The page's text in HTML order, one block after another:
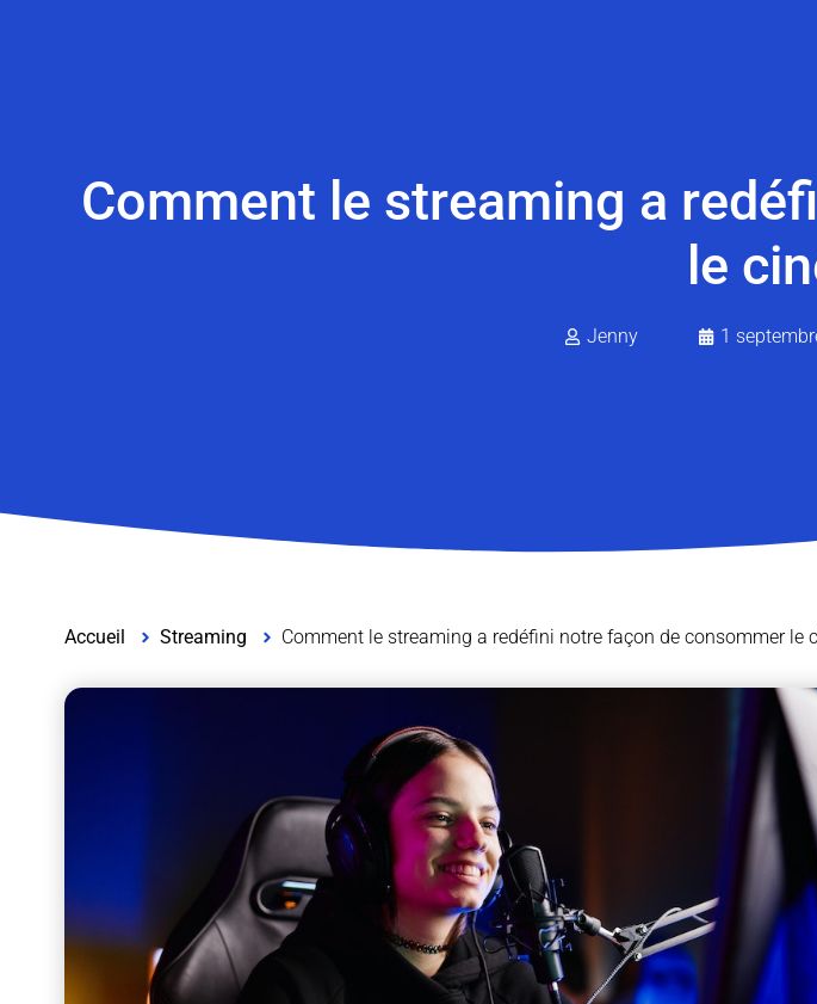
Comment le streaming a
le
Jenny 1
Accueil Streaming Comment le streaming a redéfini notre façon de consommer le